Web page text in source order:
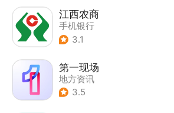
江西农商
手机银行
3.1
第一现场
地方资讯
3.5